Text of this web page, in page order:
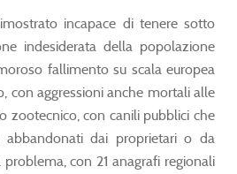
incapace di tenere sotto
indesiderata della popolazione
fallimento su scala europea
con aggressioni anche mortali alle
zootecnico, con canili pubblici che
abbandonati dai proprietari o da
con 21 anagrafi regionali